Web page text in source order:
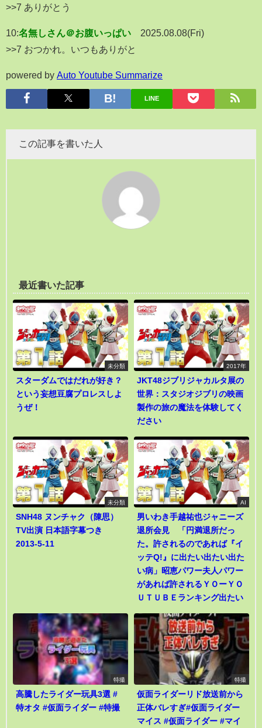
>>7 ありがとう
10:名無しさん＠お腹いっぱい
2025.08.08(Fri)
>>7 おつかれ。いつもありがと
powered by Auto Youtube Summarize
LINE
この記事を書いた人
最近書いた記事
未分類
スターダムではだれが好き？
という妄想豆腐プロレスしよ
うぜ！
2017年
JKT48ジブリジャカルタ展の
世界：スタジオジブリの映画
製作の旅の魔法を体験してく
ださい
未分類
SNH48 ヌンチャク（陳思）
TV出演 日本語字幕つき
2013-5-11
AI
男いわき手越祐也ジャニーズ
退所会見 「円満退所だっ
た。許されるのであれば『イ
ッテQ!』に出たい出たい出た
い病」昭恵パワー夫人パワー
があれば許されるＹＯーＹＯ
ＵＴＵＢＥランキング出たい
特撮
高騰したライダー玩具3選 #
特オタ #仮面ライダー #特撮
特撮
仮面ライダーリド放送前から
正体バレすぎ#仮面ライダー
マイス #仮面ライダー #マイ